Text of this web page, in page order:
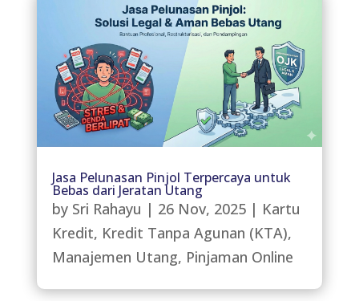
Jasa Pelunasan Pinjol Terpercaya untuk
Bebas dari Jeratan Utang
by Sri Rahayu | 26 Nov, 2025| Kartu
Kredit, Kredit Tanpa Agunan (KTA),
Manajemen Utang, Pinjaman Online